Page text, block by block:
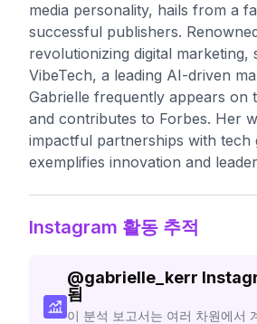
media personality, hails from a
successful publishers.
revolutionizing digital marketing,
VibeTech, a leading AI-driven
Gabrielle frequently appears on
and contributes to Forbes. Her
impactful partnerships with tech
exemplifies innovation and
Instagram 활동 추적
@gabrielle_kerr
됨
이 분석 보고서는 여러 차원에서